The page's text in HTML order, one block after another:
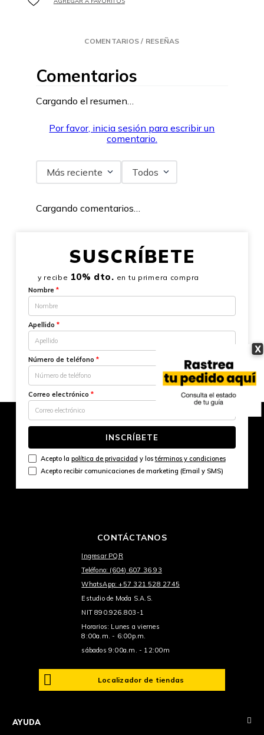
X
COMENTARIOS / RESEÑAS
Comentarios
Cargando el resumen…
Por favor, inicia sesión para escribir un
comentario.
Más reciente Todos
Cargando comentarios…
SUSCRÍBETE
y recibe 10% dto. en tu primera compra
Nombre *
Apellido *
Número de teléfono *
Correo electrónico *
INSCRÍBETE
Acepto la política de privacidad y lostérminos y condiciones
Acepto recibir comunicaciones de marketing (Email y SMS)
CONTÁCTANOS
Ingresar PQR
Teléfono: (604) 607 36 93
WhatsApp: +57 321 528 2745
Estudio de Moda S.A.S.
NIT 890.926.803-1
Horarios: Lunes a viernes
8:00a.m. - 6:00p.m.
sábados 9:00a.m. - 12:00m
Localizador de tiendas
AYUDA +